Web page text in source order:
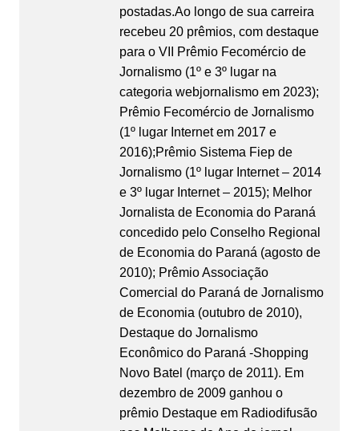
postadas.Ao longo de sua carreira
recebeu 20 prêmios, com destaque
para o VII Prêmio Fecomércio de
Jornalismo (1º e 3º lugar na
categoria webjornalismo em 2023);
Prêmio Fecomércio de Jornalismo
(1º lugar Internet em 2017 e
2016);Prêmio Sistema Fiep de
Jornalismo (1º lugar Internet – 2014
e 3º lugar Internet – 2015); Melhor
Jornalista de Economia do Paraná
concedido pelo Conselho Regional
de Economia do Paraná (agosto de
2010); Prêmio Associação
Comercial do Paraná de Jornalismo
de Economia (outubro de 2010),
Destaque do Jornalismo
Econômico do Paraná -Shopping
Novo Batel (março de 2011). Em
dezembro de 2009 ganhou o
prêmio Destaque em Radiodifusão